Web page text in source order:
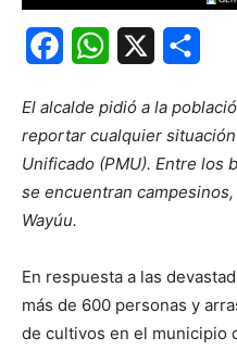
FacebookWhatsApp
El alcalde pidió a la
reportar cualquier
Unificado (PMU). Entre los
se encuentran
Wayúu.
En respuesta a las
más de 600 personas y
de cultivos en el municipio